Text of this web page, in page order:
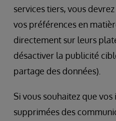
services tiers, vous
vos préférences en
directement sur leurs
désactiver la publicité
partage des données).
Si vous souhaitez que
supprimées des